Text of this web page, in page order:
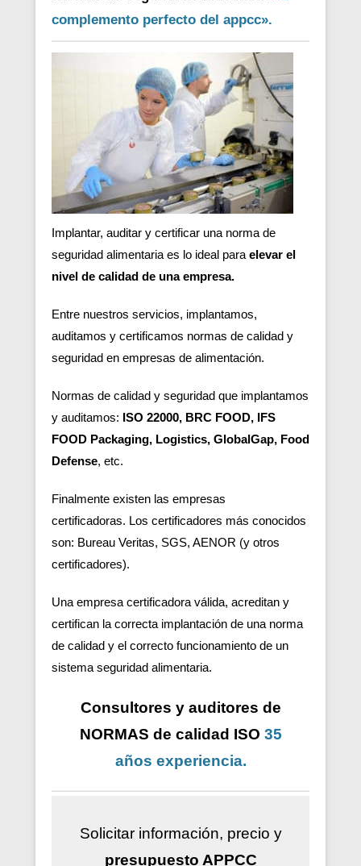
complemento perfecto del appcc».
Implantar, auditar y certificar una norma de
seguridad alimentaria es lo ideal para elevar el
nivel de calidad de una empresa.
Entre nuestros servicios, implantamos,
auditamos y certificamos normas de calidad y
seguridad en empresas de alimentación.
Normas de calidad y seguridad que implantamos
y auditamos: ISO 22000, BRC FOOD, IFS
FOOD Packaging, Logistics, GlobalGap, Food
Defense, etc.
Finalmente existen las empresas
certificadoras. Los certificadores más conocidos
son: Bureau Veritas, SGS, AENOR (y otros
certificadores).
Una empresa certificadora válida, acreditan y
certifican la correcta implantación de una norma
de calidad y el correcto funcionamiento de un
sistema seguridad alimentaria.
Consultores y auditores de
NORMAS de calidad ISO 35
años experiencia.
Solicitar información, precio y
presupuesto APPCC